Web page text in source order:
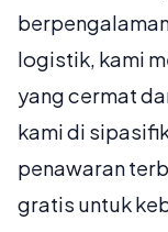
logistik, kami
yang cermat
kami di
penawaran
gratis untuk